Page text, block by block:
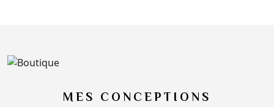
MES CONCEPTIONS